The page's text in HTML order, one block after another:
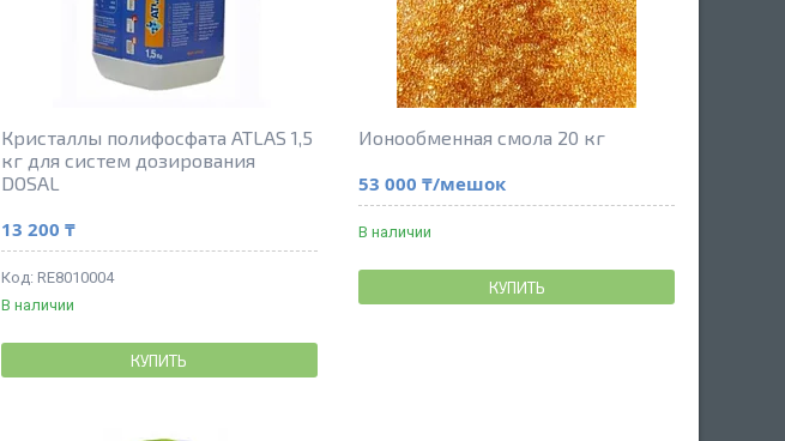
Кристаллы полифосфата ATLAS 1,5
кг для систем дозирования
DOSAL
13 200 ₸
RE8010004
В наличии
КУПИТЬ
Ионообменная смола 20 кг
53 000 ₸/мешок
В наличии
КУПИТЬ